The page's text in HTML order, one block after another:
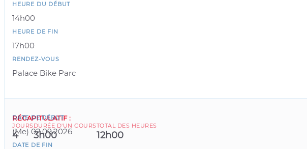
HEURE DU DÉBUT
14h00
HEURE DE FIN
17h00
RENDEZ-VOUS
Palace Bike Parc
DATE DE DÉBUT
(Me) 02.09.2026
DATE DE FIN
RÉCAPITULATIF :
JOURS
4
DURÉE D'UN COURS
3h00
TOTAL DES HEURES
12h00